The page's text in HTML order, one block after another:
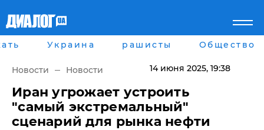
Главная
рассея
Мир
Беларусь
Военное обозрение
Наука и Техника
Города
Харьков
Днепр
Львов
Украина рашисты Общество
Новости Новости 14 июня 2025, 19:38
Иран угрожает устроить
"самый экстремальный"
сценарий для рынка нефти